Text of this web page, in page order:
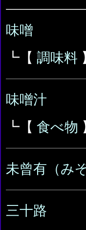
味噌
┗【 調味料
味噌汁
┗【 食べ物
未曾有（み
三十路